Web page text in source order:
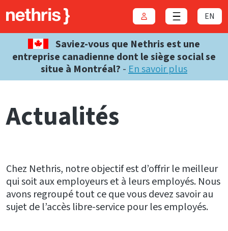
ConnexionClose menu
EN
Saviez-vous que Nethris est une
entreprise canadienne dont le siège social se
situe à Montréal? -En savoir plus
Actualités
Chez Nethris, notre objectif est d’offrir le meilleur
qui soit aux employeurs et à leurs employés. Nous
avons regroupé tout ce que vous devez savoir au
sujet de l’accès libre-service pour les employés.